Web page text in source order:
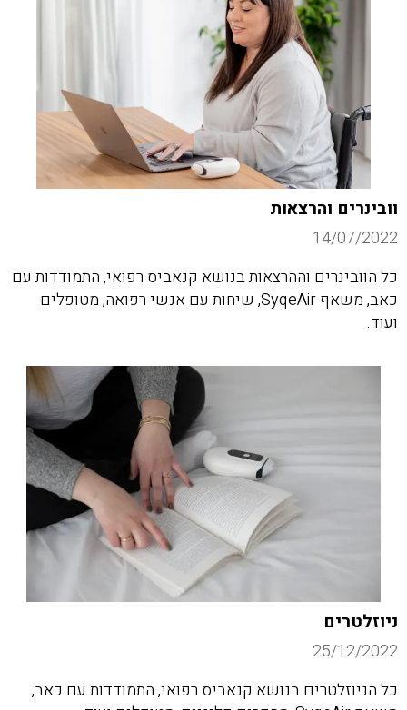
וובינרים והרצאות
14/07/2022
כל הוובינרים וההרצאות בנושא קנאביס רפואי, התמודדות עם
כאב, משאף SyqeAir, שיחות עם אנשי רפואה, מטופלים
ועוד.
ניוזלטרים
25/12/2022
כל הניוזלטרים בנושא קנאביס רפואי, התמודדות עם כאב,